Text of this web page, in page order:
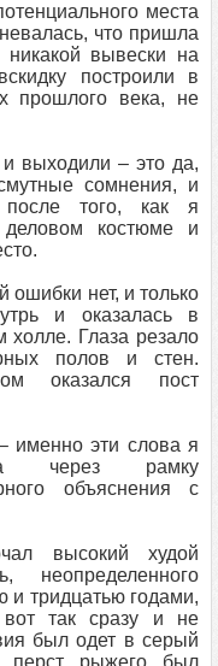
места
что пришла
вывески на
построили в
прошлого века, не
выходили – это да,
сомнения, и
после того, как я
костюме и
ошибки нет, и только
и оказалась в
холле. Глаза резало
полов и стен.
оказался пост
именно эти слова я
через рамку
объяснения с
высокий худой
неопределенного
и тридцатью годами,
так сразу и не
был одет в серый
перст рыҗего был